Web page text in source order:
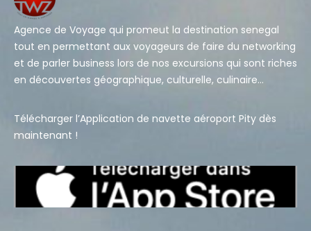
Agence de Voyage qui promeut la destination senegal
tout en permettant aux voyageurs de faire du networking
et de parler business lors de nos excursions qui sont riches
en découvertes géographique, culturelle, culinaire…
Télécharger l’Application de navette aéroport Pity dès
maintenant !